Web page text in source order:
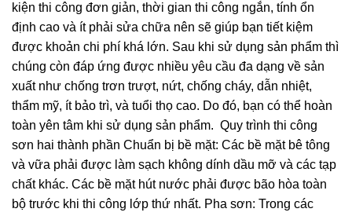
kiện thi công đơn giản, thời gian thi công ngắn, tính ổn
định cao và ít phải sửa chữa nên sẽ giúp bạn tiết kiệm
được khoản chi phí khá lớn. Sau khi sử dụng sản phẩm thì
chúng còn đáp ứng được nhiều yêu cầu đa dạng về sản
xuất như chống trơn trượt, nứt, chống cháy, dẫn nhiệt,
thẩm mỹ, ít bảo trì, và tuổi thọ cao. Do đó, bạn có thể hoàn
toàn yên tâm khi sử dụng sản phẩm. Quy trình thi công
sơn hai thành phần Chuẩn bị bề mặt: Các bề mặt bê tông
và vữa phải được làm sạch không dính dầu mỡ và các tạp
chất khác. Các bề mặt hút nước phải được bão hòa toàn
bộ trước khi thi công lớp thứ nhất. Pha sơn: Trong các